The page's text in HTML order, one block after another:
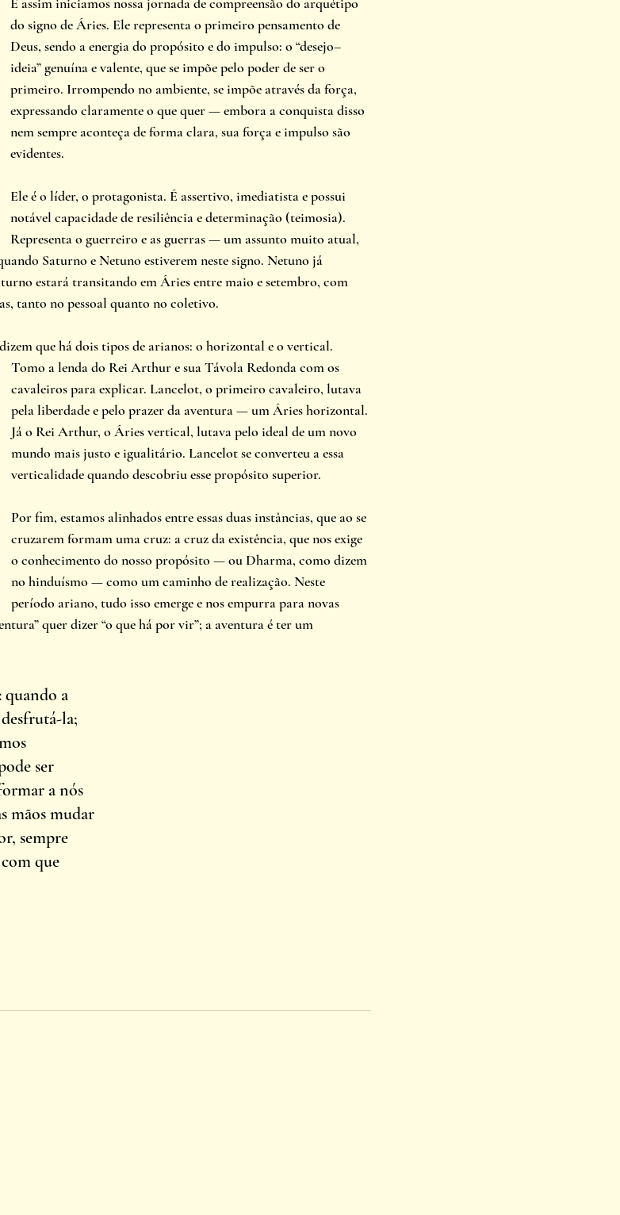
do signo de Áries. Ele representa o primeiro pensamento de
Deus, sendo a energia do propósito e do impulso: o “desejo–
ideia” genuína e valente, que se impõe pelo poder de ser o
primeiro. Irrompendo no ambiente, se impõe através da força,
expressando claramente o que quer — embora a conquista disso
nem sempre aconteça de forma clara, sua força e impulso são
evidentes.
Ele é o líder, o protagonista. É assertivo, imediatista e possui
notável capacidade de resiliência e determinação (teimosia).
Representa o guerreiro e as guerras — um assunto muito atual,
Saturno e Netuno estiverem neste signo. Netuno já
estará transitando em Áries entre maio e setembro, com
tanto no pessoal quanto no coletivo.
que há dois tipos de arianos: o horizontal e o vertical.
Tomo a lenda do Rei Arthur e sua Távola Redonda com os
cavaleiros para explicar. Lancelot, o primeiro cavaleiro, lutava
pela liberdade e pelo prazer da aventura — um Áries horizontal.
Já o Rei Arthur, o Áries vertical, lutava pelo ideal de um novo
mundo mais justo e igualitário. Lancelot se converteu a essa
verticalidade quando descobriu esse propósito superior.
Por fim, estamos alinhados entre essas duas instâncias, que ao se
cruzarem formam uma cruz: a cruz da existência, que nos exige
o conhecimento do nosso propósito — ou Dharma, como dizem
no hinduísmo — como um caminho de realização. Neste
período ariano, tudo isso emerge e nos empurra para novas
quer dizer “o que há por vir”; a aventura é ter um
a
la;
ser
a nós
mãos mudar
sempre
que